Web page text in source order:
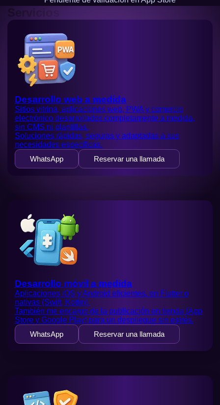
Servicios
Desarrollo web a medida
Sitios vitrina, aplicaciones web, PWA y comercio
electrónico desarrollados completamente a medida,
sin CMS ni plantillas.
Soluciones rápidas, seguras y adaptadas a sus
necesidades específicas.
WhatsApp
Reservar una llamada
Desarrollo móvil a medida
Aplicaciones iOS y Android eficientes, en Flutter o
nativas (Swift, Kotlin).
También me encargo de la publicación en tienda (App
Store y Google Play) para un despliegue sin estrés.
WhatsApp
Reservar una llamada